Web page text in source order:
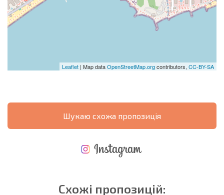
Leaflet | Map dataOpenStreetMap.orgcontributors, CC-BY-SA
Шукаю схожа пропозиція
Схожі пропозицій: